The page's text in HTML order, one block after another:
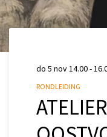
RONDLEIDING
do 5 nov14.00 -